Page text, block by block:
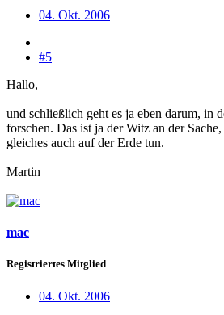
04. Okt. 2006
#5
Hallo,
und schließlich geht es ja eben darum, in
forschen. Das ist ja der Witz an der
gleiches auch auf der Erde tun.
Martin
mac
Registriertes Mitglied
04. Okt. 2006